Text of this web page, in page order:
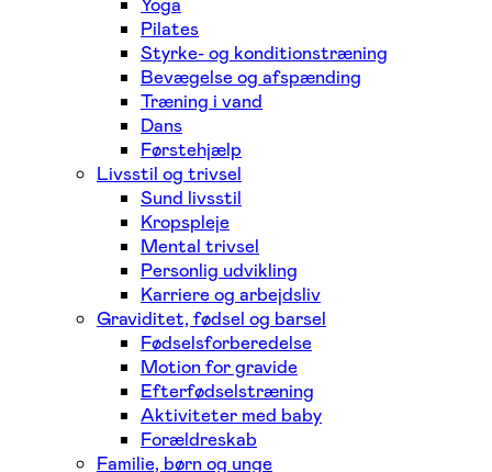
Pilates
Styrke- og konditionstræning
Bevægelse og afspænding
Træning i vand
Dans
Førstehjælp
Livsstil og trivsel
Sund livsstil
Kropspleje
Mental trivsel
Personlig udvikling
Karriere og arbejdsliv
Graviditet, fødsel og barsel
Fødselsforberedelse
Motion for gravide
Efterfødselstræning
Aktiviteter med baby
Forældreskab
Familie, børn og unge